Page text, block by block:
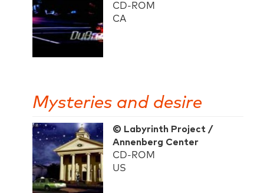
CD-ROM
CA
Mysteries and desire
© Labyrinth Project /
Annenberg Center
CD-ROM
US